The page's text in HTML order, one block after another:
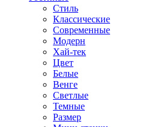
Стиль
Классические
Современные
Модерн
Хай-тек
Цвет
Белые
Венге
Светлые
Темные
Размер